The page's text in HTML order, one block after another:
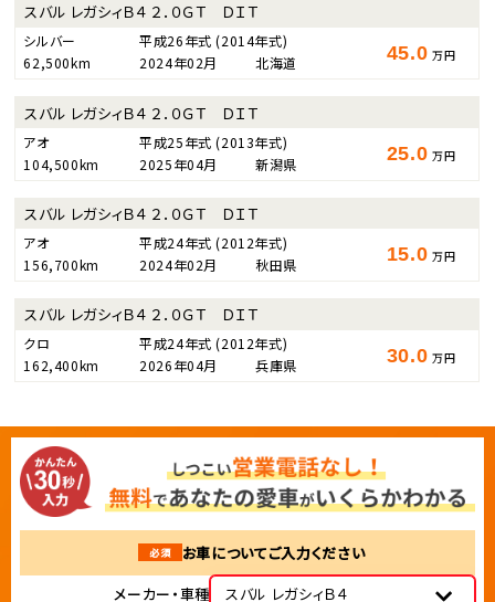
スバル レガシィＢ４ ２．０ＧＴ ＤＩＴ
シルバー 平成26年式(2014年式)
62,500km
2024年02月 北海道 45.0 万円
スバル レガシィＢ４ ２．０ＧＴ ＤＩＴ
アオ 平成25年式(2013年式)
104,500km
2025年04月 新潟県 25.0 万円
スバル レガシィＢ４ ２．０ＧＴ ＤＩＴ
アオ 平成24年式(2012年式)
156,700km
2024年02月 秋田県 15.0 万円
スバル レガシィＢ４ ２．０ＧＴ ＤＩＴ
クロ 平成24年式(2012年式)
162,400km
2026年04月 兵庫県 30.0 万円
必須
お車についてご入力ください
メーカー・車種
スバル レガシィＢ４